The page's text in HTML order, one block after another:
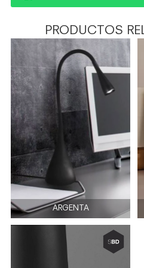
PRODUCTOS
ARGENTA